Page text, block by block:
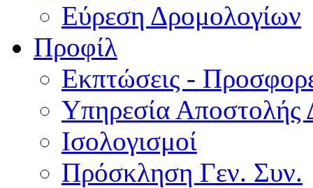
Εύρεση Δρομολογίων
Προφίλ
Εκπτώσεις -
Υπηρεσία Αποστολής
Ισολογισμοί
Πρόσκληση Γεν. Συν.